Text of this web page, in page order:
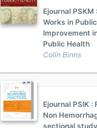
Ejournal
Works in
Improvement
Public Health
Colin Binns
Ejournal PSIK
Non
sectional study